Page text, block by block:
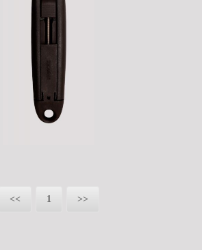
<< 1 >>